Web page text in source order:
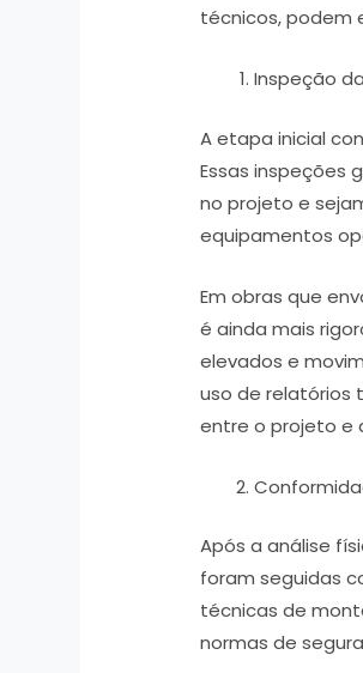
técnicos, podem
Inspeção
A etapa inicial
Essas inspeções
no projeto e
equipamentos
Em obras que
é ainda mais
elevados e
uso de relatórios
entre o projeto e
Após a análise
foram seguidas
técnicas de
normas de